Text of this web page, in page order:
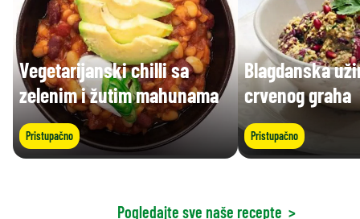
Vegetarijanski chilli sa
zelenim i žutim mahunama
Pristupačno
Blagdanska
crvenog graha
Pristupačno
Pogledajte sve naše recepte >